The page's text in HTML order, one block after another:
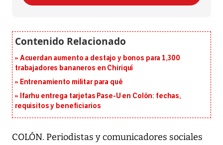
Acuerdan aumento a destajo y bonos para 1,300
trabajadores bananeros en Chiriquí
Entrenamiento militar para qué
Ifarhu entrega tarjetas Pase-U en Colón: fechas,
requisitos y beneficiarios
COLÓN. Periodistas y comunicadores sociales